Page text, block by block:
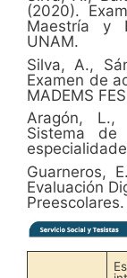
(2020).
Maestría y
UNAM.
Silva, A.,
Examen de
MADEMS
Aragón, L.,
Sistema de
Guarneros,
Evaluación
Preescolares.